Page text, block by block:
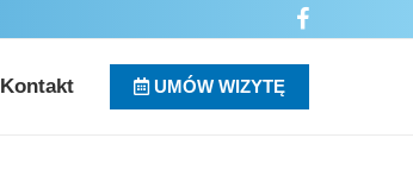
Kontakt UMÓW WIZYTĘ